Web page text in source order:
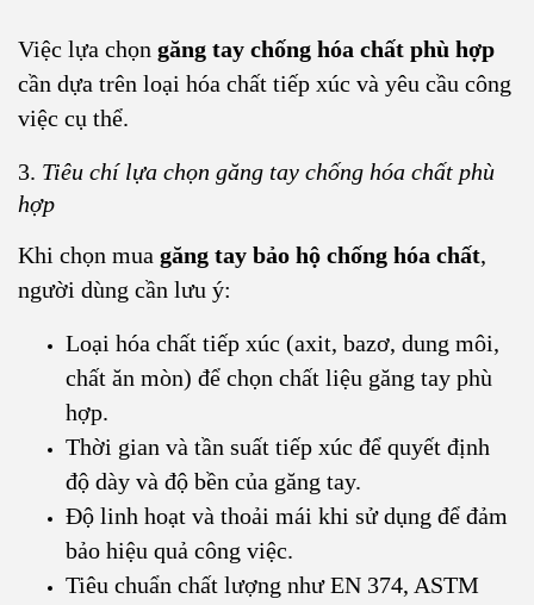
Việc lựa chọn găng tay chống hóa chất phù hợp
cần dựa trên loại hóa chất tiếp xúc và yêu cầu công
việc cụ thể.
3. Tiêu chí lựa chọn găng tay chống hóa chất phù
hợp
Khi chọn mua găng tay bảo hộ chống hóa chất,
người dùng cần lưu ý:
Loại hóa chất tiếp xúc (axit, bazơ, dung môi,
chất ăn mòn) để chọn chất liệu găng tay phù
hợp.
Thời gian và tần suất tiếp xúc để quyết định
độ dày và độ bền của găng tay.
Độ linh hoạt và thoải mái khi sử dụng để đảm
bảo hiệu quả công việc.
Tiêu chuẩn chất lượng như EN 374, ASTM